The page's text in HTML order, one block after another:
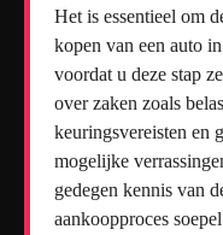
Het is essentieel om
kopen van een auto
voordat u deze stap
over zaken zoals
keuringsvereisten en
mogelijke
gedegen kennis van
aankoopproces